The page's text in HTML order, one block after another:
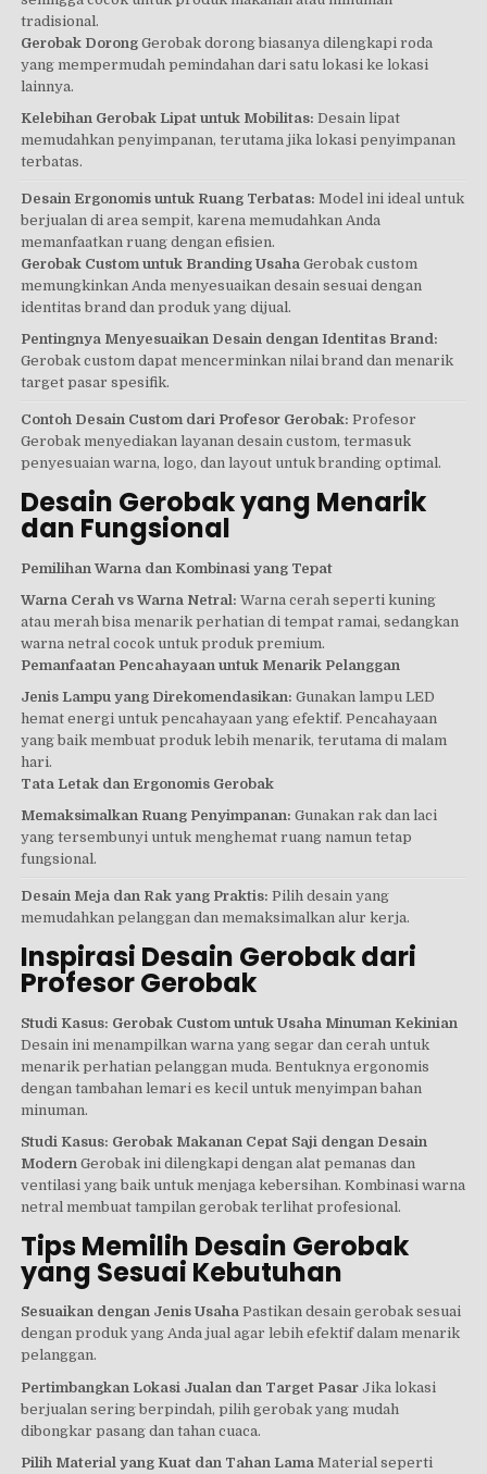
tradisional.
Gerobak Dorong Gerobak dorong biasanya dilengkapi roda
yang mempermudah pemindahan dari satu lokasi ke lokasi
lainnya.
Kelebihan Gerobak Lipat untuk Mobilitas: Desain lipat
memudahkan penyimpanan, terutama jika lokasi penyimpanan
terbatas.
Desain Ergonomis untuk Ruang Terbatas: Model ini ideal untuk
berjualan di area sempit, karena memudahkan Anda
memanfaatkan ruang dengan efisien.
Gerobak Custom untuk Branding Usaha Gerobak custom
memungkinkan Anda menyesuaikan desain sesuai dengan
identitas brand dan produk yang dijual.
Pentingnya Menyesuaikan Desain dengan Identitas Brand:
Gerobak custom dapat mencerminkan nilai brand dan menarik
target pasar spesifik.
Contoh Desain Custom dari Profesor Gerobak: Profesor
Gerobak menyediakan layanan desain custom, termasuk
penyesuaian warna, logo, dan layout untuk branding optimal.
Desain Gerobak yang Menarik
dan Fungsional
Pemilihan Warna dan Kombinasi yang Tepat
Warna Cerah vs Warna Netral: Warna cerah seperti kuning
atau merah bisa menarik perhatian di tempat ramai, sedangkan
warna netral cocok untuk produk premium.
Pemanfaatan Pencahayaan untuk Menarik Pelanggan
Jenis Lampu yang Direkomendasikan: Gunakan lampu LED
hemat energi untuk pencahayaan yang efektif. Pencahayaan
yang baik membuat produk lebih menarik, terutama di malam
hari.
Tata Letak dan Ergonomis Gerobak
Memaksimalkan Ruang Penyimpanan: Gunakan rak dan laci
yang tersembunyi untuk menghemat ruang namun tetap
fungsional.
Desain Meja dan Rak yang Praktis: Pilih desain yang
memudahkan pelanggan dan memaksimalkan alur kerja.
Inspirasi Desain Gerobak dari
Profesor Gerobak
Studi Kasus: Gerobak Custom untuk Usaha Minuman Kekinian
Desain ini menampilkan warna yang segar dan cerah untuk
menarik perhatian pelanggan muda. Bentuknya ergonomis
dengan tambahan lemari es kecil untuk menyimpan bahan
minuman.
Studi Kasus: Gerobak Makanan Cepat Saji dengan Desain
Modern Gerobak ini dilengkapi dengan alat pemanas dan
ventilasi yang baik untuk menjaga kebersihan. Kombinasi warna
netral membuat tampilan gerobak terlihat profesional.
Tips Memilih Desain Gerobak
yang Sesuai Kebutuhan
Sesuaikan dengan Jenis Usaha Pastikan desain gerobak sesuai
dengan produk yang Anda jual agar lebih efektif dalam menarik
pelanggan.
Pertimbangkan Lokasi Jualan dan Target Pasar Jika lokasi
berjualan sering berpindah, pilih gerobak yang mudah
dibongkar pasang dan tahan cuaca.
Pilih Material yang Kuat dan Tahan Lama Material seperti